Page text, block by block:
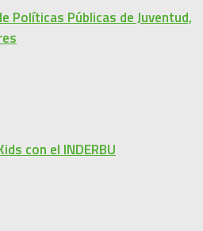
Políticas Públicas de Juventud,
con el INDERBU